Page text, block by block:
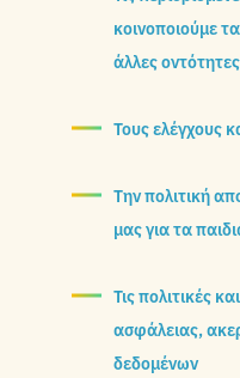
κοινοποιούμε
άλλες οντότητες
Τους ελέγχους
Την πολιτική
μας για τα
Τις πολιτικές
ασφάλειας,
δεδομένων